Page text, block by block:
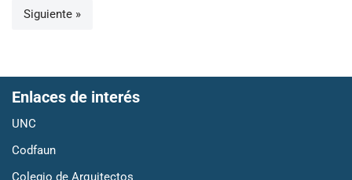
Siguiente »
Enlaces de interés
UNC
Codfaun
Colegio de Arquitectos